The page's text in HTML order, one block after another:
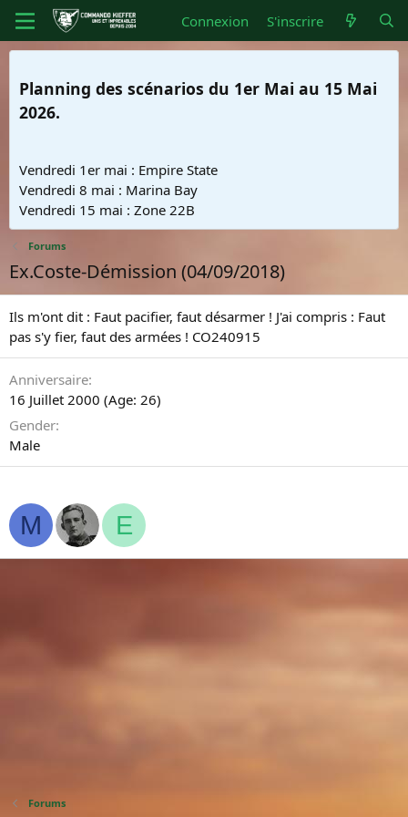
Connexion S'inscrire
Planning des scénarios du 1er Mai au 15 Mai
2026.
Vendredi 1er mai : Empire State
Vendredi 8 mai : Marina Bay
Vendredi 15 mai : Zone 22B
Forums
Ex.Coste-Démission (04/09/2018)
Ils m'ont dit : Faut pacifier, faut désarmer ! J'ai compris : Faut
pas s'y fier, faut des armées ! CO240915
Anniversaire
16 Juillet 2000 (Age: 26)
Gender
Male
M E
Forums